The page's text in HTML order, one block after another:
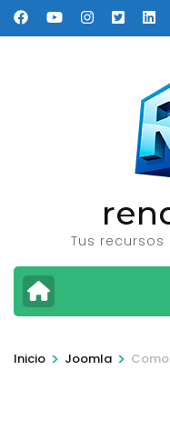
Saltar
al
Tus recursos
Inicio > Joomla >